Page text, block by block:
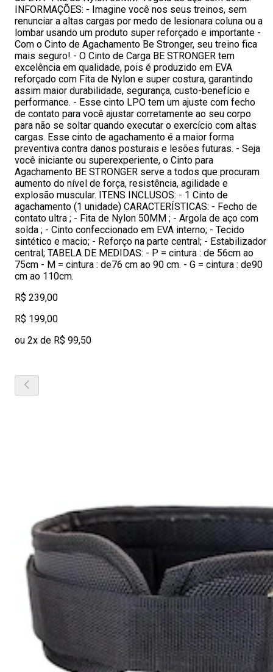
INFORMAÇÕES: - Imagine você nos seus treinos, sem
renunciar a altas cargas por medo de lesionara coluna ou a
lombar usando um produto super reforçado e importante -
Com o Cinto de Agachamento Be Stronger, seu treino fica
mais seguro! - O Cinto de Carga BE STRONGER tem
excelência em qualidade, pois é produzido em EVA
reforçado com Fita de Nylon e super costura, garantindo
assim maior durabilidade, segurança, custo-benefício e
performance. - Esse cinto LPO tem um ajuste com fecho
de contato para você ajustar corretamente ao seu corpo
para não se soltar quando executar o exercício com altas
cargas. Esse cinto de agachamento é a maior forma
preventiva contra danos posturais e lesões futuras. - Seja
você iniciante ou superexperiente, o Cinto para
Agachamento BE STRONGER serve a todos que procuram
aumento do nível de força, resistência, agilidade e
explosão muscular. ITENS INCLUSOS: - 1 Cinto de
agachamento (1 unidade) CARACTERÍSTICAS: - Fecho de
contato ultra ; - Fita de Nylon 50MM ; - Argola de aço com
solda ; - Cinto confeccionado em EVA interno; - Tecido
sintético e macio; - Reforço na parte central; - Estabilizador
central; TABELA DE MEDIDAS: - P = cintura : de 56cm ao
75cm - M = cintura : de76 cm ao 90 cm. - G = cintura : de90
cm ao 110cm.
R$ 239,00
R$ 199,00
ou 2x de R$ 99,50